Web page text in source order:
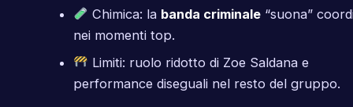
Chimica: la banda criminale“suona”
nei momenti top.
Limiti: ruolo ridotto di Zoe Saldana e
performance diseguali nel resto del gruppo.